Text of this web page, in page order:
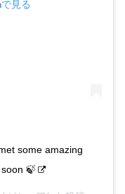
見る
some amazing
🍃